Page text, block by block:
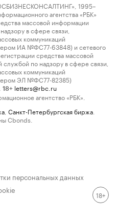
1995–
агентства «РБК»
массовой информации
в сфере связи,
коммуникаций
ИА №ФС77-63848) и сетевого
средства массовой
по надзору в сфере связи,
коммуникаций
ЭЛ №ФС77-82385)
18+ letters@rbc.ru
агентство «РБК».
Санкт-Петербургская биржа
Cbonds.
персональных данных
18+